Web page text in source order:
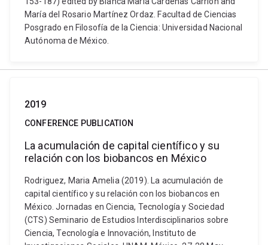
María del Rosario Martínez Ordaz. Facultad de Ciencias
Posgrado en Filosofía de la Ciencia: Universidad Nacional
Autónoma de México.
2019
CONFERENCE PUBLICATION
La acumulación de capital científico y su
relación con los biobancos en México
Rodriguez, Maria Amelia (2019). La acumulación de
capital científico y su relación con los biobancos en
México. Jornadas en Ciencia, Tecnología y Sociedad
(CTS) Seminario de Estudios Interdisciplinarios sobre
Ciencia, Tecnología e Innovación, Instituto de